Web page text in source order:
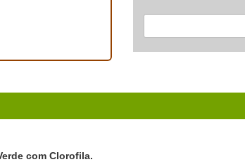
com Clorofila.